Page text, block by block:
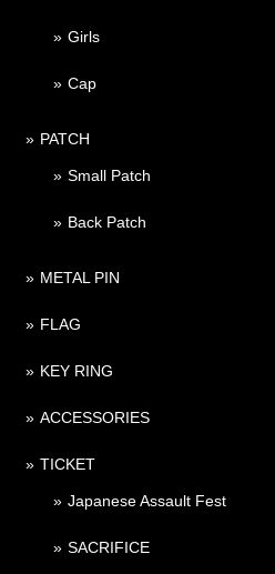
Girls
Cap
PATCH
Small Patch
Back Patch
METAL PIN
FLAG
KEY RING
ACCESSORIES
TICKET
Japanese Assault Fest
SACRIFICE